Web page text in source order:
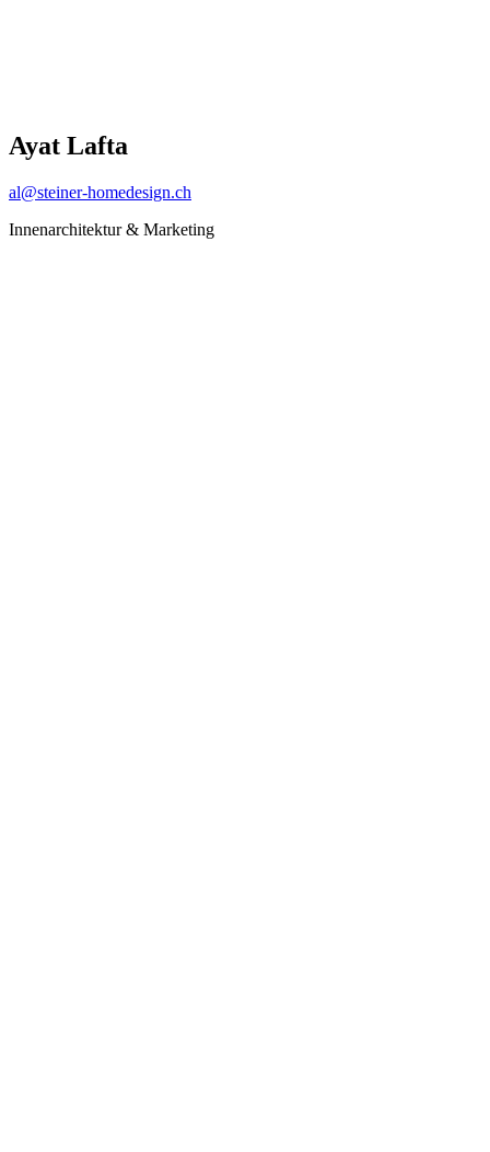
Ayat Lafta
al@steiner-homedesign.ch
Innenarchitektur & Marketing